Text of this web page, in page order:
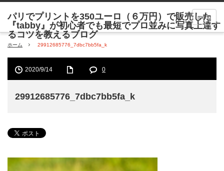
menu
ホーム 29912685776_7dbc7bb5fa_k
2020/9/14 0
29912685776_7dbc7bb5fa_k